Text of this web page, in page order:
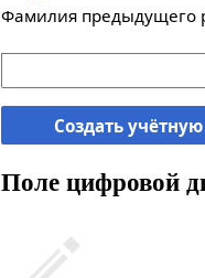
Фамилия предыдущего
Создать
Поле цифровой